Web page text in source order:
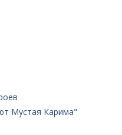
Мустая Карима"